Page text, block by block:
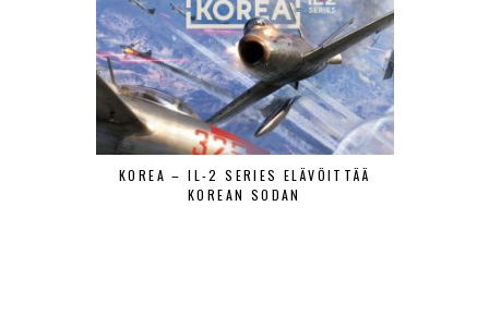
KOREA – IL-2 SERIES ELÄVÖITTÄÄ
KOREAN SODAN